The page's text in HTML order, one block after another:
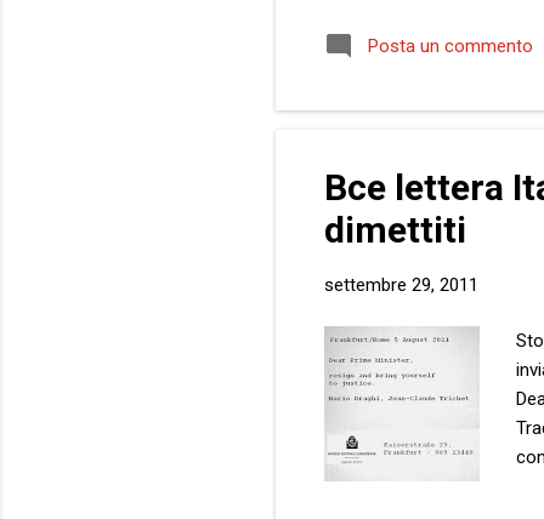
genere…” “In che senso?”
quando uno usa una cosa
Posta un commento
Bce lettera
dimettiti
settembre 29, 2011